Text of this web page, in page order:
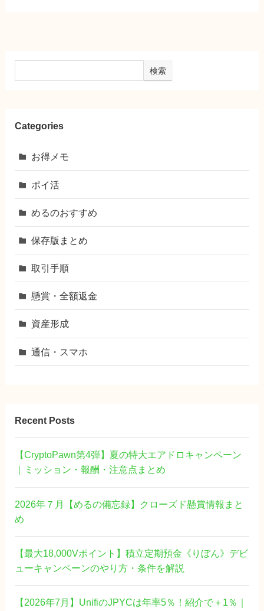
検索
Categories
お得メモ
ポイ活
めるのおすすめ
保存版まとめ
取引手順
懸賞・全額返金
資産形成
通信・スマホ
Recent Posts
【CryptoPawn第4弾】夏の特大エアドロキャンペーン
｜ミッション・報酬・注意点まとめ
2026年７月【めるの備忘録】クローズド懸賞情報まと
め
【最大18,000Vポイント】積立定期預金《りぼん》デビ
ューキャンペーンのやり方・条件を解説
【2026年7月】UnifiのJPYCは年率5％！紹介で＋1％｜